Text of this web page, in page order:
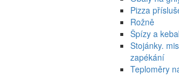
Pizza
Rožně
Špízy a
Stojánky.
zapékání
Teploměry